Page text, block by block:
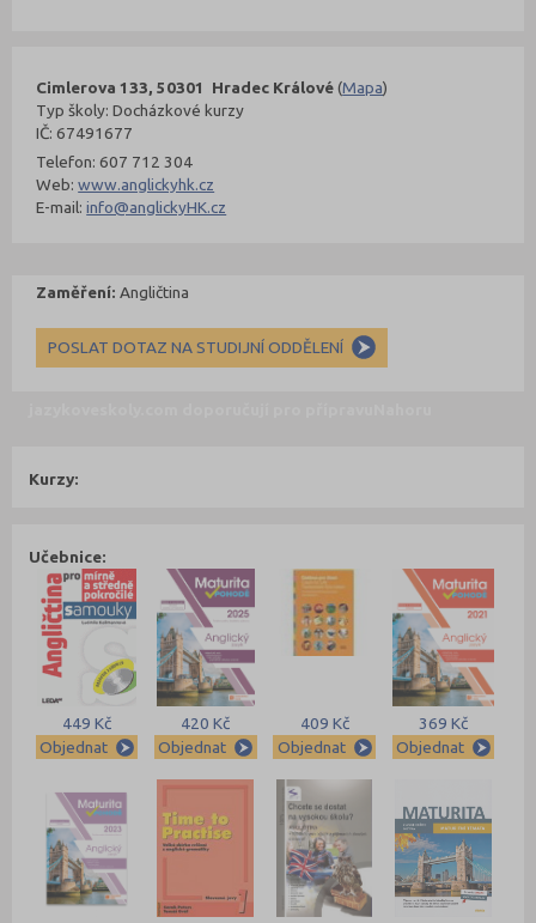
Cimlerova 133, 50301 Hradec Králové(Mapa)
Typ školy: Docházkové kurzy
IČ: 67491677
Telefon: 607 712 304
Web:www.anglickyhk.cz
E-mail:info@anglickyHK.cz
Zaměření: Angličtina
POSLAT DOTAZ NA STUDIJNÍ ODDĚLENÍ
Kurzy:
Učebnice:
449 Kč
Objednat
420 Kč
Objednat
409 Kč
Objednat
369 Kč
Objednat